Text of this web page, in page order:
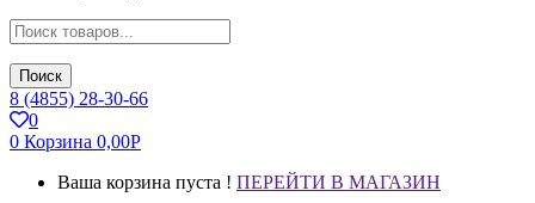
Поиск
8 (4855) 28-30-66
0
0 Корзина 0,00Р
Ваша корзина пуста ! ПЕРЕЙТИ В МАГАЗИН